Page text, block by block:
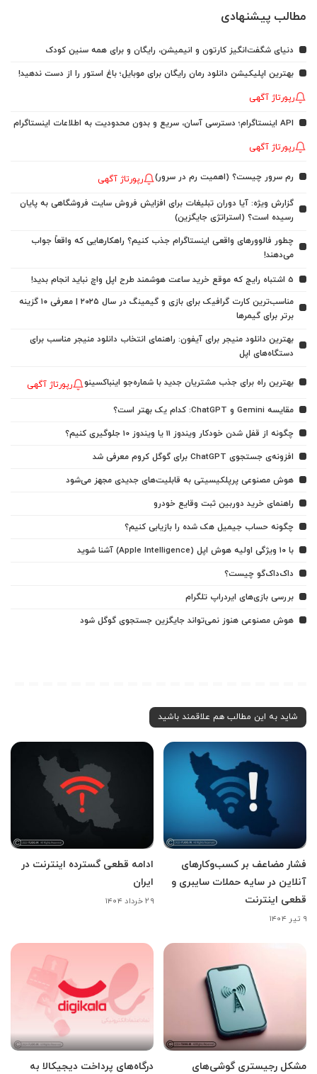
مطالب پیشنهادی
دنیای شگفت‌انگیز کارتون و انیمیشن، رایگان و برای همه سنین کودک
بهترین اپلیکیشن دانلود رمان رایگان برای موبایل؛ باغ استور را از دست ندهید!
رپورتاژ آگهی
API اینستاگرام؛ دسترسی آسان، سریع و بدون محدودیت به اطلاعات اینستاگرام
رپورتاژ آگهی
رم سرور چیست؟ (اهمیت رم در سرور) رپورتاژ آگهی
گزارش ویژه: آیا دوران تبلیغات برای افزایش فروش سایت فروشگاهی به پایان
رسیده است؟ (استراتژی جایگزین)
چطور فالوورهای واقعی اینستاگرام جذب کنیم؟ راهکارهایی که واقعاً جواب
می‌دهند!
5 اشتباه رایج که موقع خرید ساعت هوشمند طرح اپل واچ نباید انجام بدید!
مناسب‌ترین کارت گرافیک برای بازی و گیمینگ در سال ۲۰۲۵ | معرفی ۱۰ گزینه
برتر برای گیمرها
بهترین دانلود منیجر برای آیفون: راهنمای انتخاب دانلود منیجر مناسب برای
دستگاه‌های اپل
بهترین راه برای جذب مشتریان جدید با شماره‌جو اینباکسینو رپورتاژ آگهی
مقایسه Gemini و ChatGPT: کدام یک بهتر است؟
چگونه از قفل شدن خودکار ویندوز 11 یا ویندوز 10 جلوگیری کنیم؟
افزونه‌ی جستجوی ChatGPT برای گوگل کروم معرفی شد
هوش مصنوعی پرپلکیسیتی به قابلیت‌های جدیدی مجهز می‌شود
راهنمای خرید دوربین ثبت وقایع خودرو
چگونه حساب جیمیل هک شده را بازیابی کنیم؟
با ۱۰ ویژگی اولیه هوش اپل (Apple Intelligence) آشنا شوید
داک‌داک‌گو چیست؟
بررسی بازی‌های ایردراپ تلگرام
هوش مصنوعی هنوز نمی‌تواند جایگزین جستجوی گوگل شود
شاید به این مطالب هم علاقمند باشید
فشار مضاعف بر کسب‌وکارهای
آنلاین در سایه حملات سایبری و
قطعی اینترنت
۹ تیر ۱۴۰۴
ادامه قطعی گسترده اینترنت در
ایران
۲۹ خرداد ۱۴۰۴
مشکل رجیستری گوشی‌های
درگاه‌های پرداخت دیجیکالا به